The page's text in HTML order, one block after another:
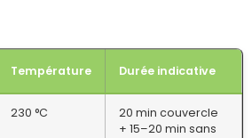
Température Durée indicative
230 °C
20 min couvercle
+ 15–20 min sans